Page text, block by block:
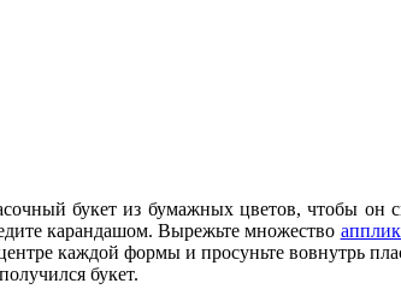
букет из бумажных цветов, чтобы он
карандашом. Вырежьте множество
каждой формы и просуньте вовнутрь
букет.